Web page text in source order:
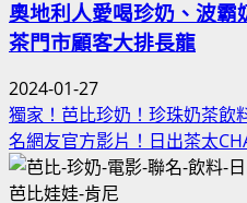
奧地利人愛喝珍奶、波霸
茶門市顧客大排長龍
2024-01-27
獨家！芭比珍奶！珍珠奶茶飲
名網友官方影片！日出茶太